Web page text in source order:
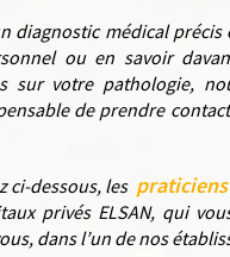
diagnostic médical
ou en savoir
sur votre pathologie,
de prendre
ci-dessous, les
privés ELSAN, qui
dans l’un de nos